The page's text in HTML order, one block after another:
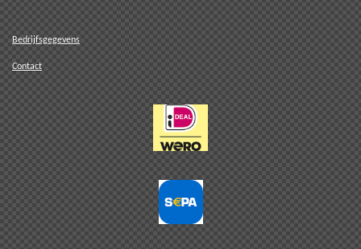
Bedrijfsgegevens
Contact